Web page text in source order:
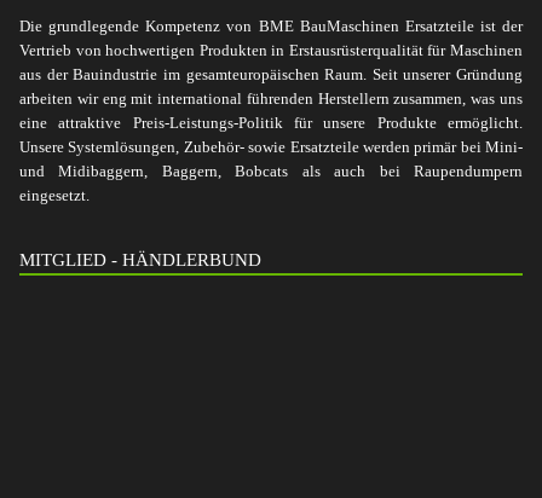
Die grundlegende Kompetenz von BME BauMaschinen Ersatzteile ist der
Vertrieb von hochwertigen Produkten in Erstausrüsterqualität für Maschinen
aus der Bauindustrie im gesamteuropäischen Raum. Seit unserer Gründung
arbeiten wir eng mit international führenden Herstellern zusammen, was uns
eine attraktive Preis-Leistungs-Politik für unsere Produkte ermöglicht.
Unsere Systemlösungen, Zubehör- sowie Ersatzteile werden primär bei Mini-
und Midibaggern, Baggern, Bobcats als auch bei Raupendumpern
eingesetzt.
MITGLIED - HÄNDLERBUND